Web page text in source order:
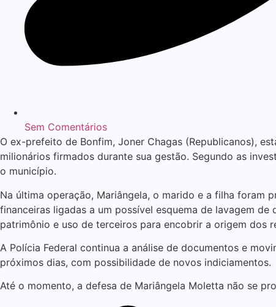
Sem Comentários
O ex-prefeito de Bonfim, Joner Chagas (Republicanos),
milionários firmados durante sua gestão. Segundo as
o município.
Na última operação, Mariângela, o marido e a filha foram
financeiras ligadas a um possível esquema de lavagem
patrimônio e uso de terceiros para encobrir a origem dos
A Polícia Federal continua a análise de documentos e
próximos dias, com possibilidade de novos indiciamentos.
Até o momento, a defesa de Mariângela Moletta não se